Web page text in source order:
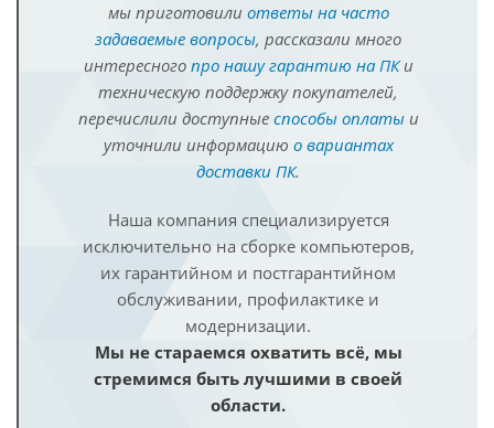
мы приготовили ответы на часто
задаваемые вопросы, рассказали много
интересного про нашу гарантию на ПКи
техническую поддержку покупателей,
перечислили доступные способы оплатыи
уточнили информацию о вариантах
доставки ПК.
Наша компания специализируется
исключительно на сборке компьютеров,
их гарантийном и постгарантийном
обслуживании, профилактике и
модернизации.
Мы не стараемся охватить всё, мы
стремимся быть лучшими в своей
области.